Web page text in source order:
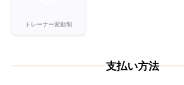
トレーナー変動制
支払い方法